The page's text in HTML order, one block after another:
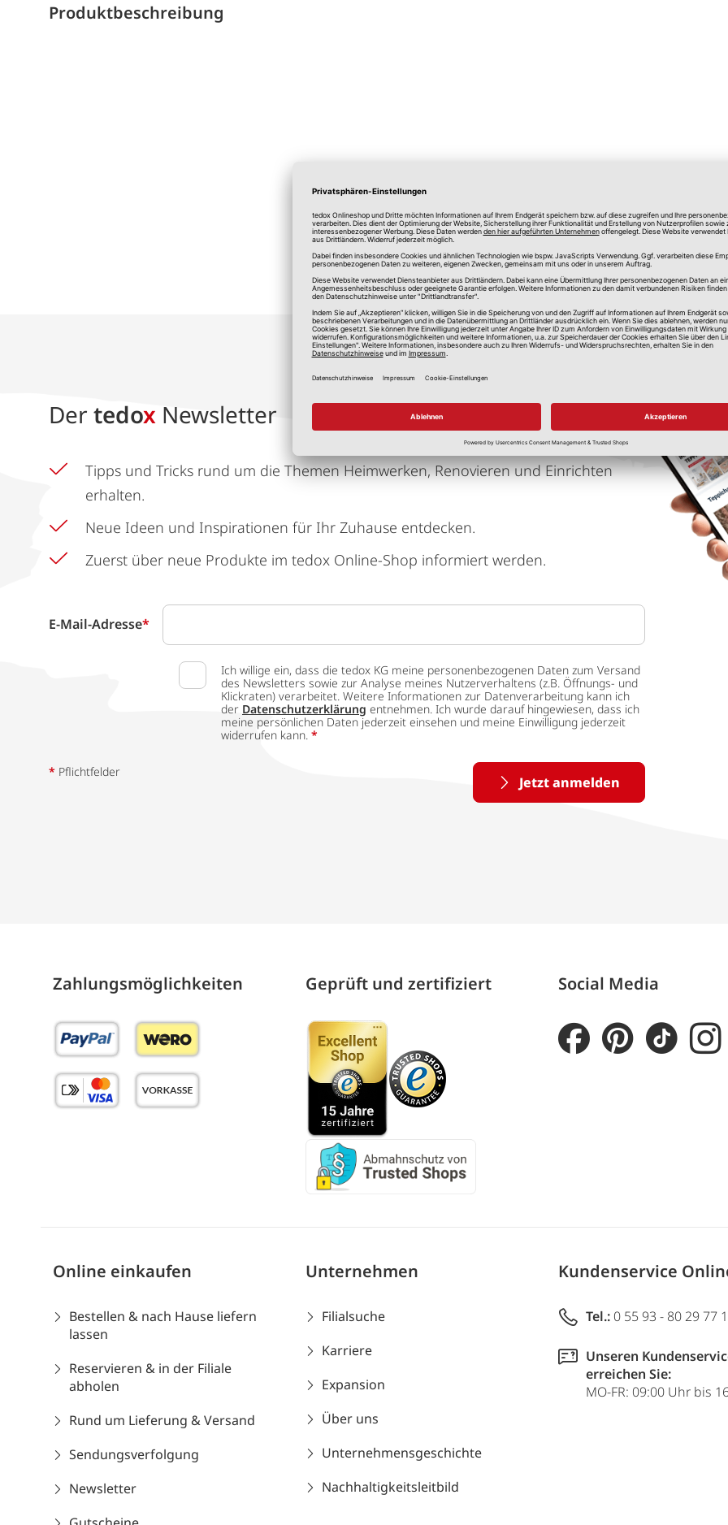
Produktbeschreibung
*Alle Preise in Euro, inkl. gesetzlicher Mehrwertsteuer, zzgl.
Der tedox Newsletter
Tipps und Tricks rund um die Themen Heimwerken, Renovieren und Einrichten
erhalten.
Neue Ideen und Inspirationen für Ihr Zuhause entdecken.
Zuerst über neue Produkte im tedox Online-Shop informiert werden.
E-Mail-Adresse*
Ich willige ein, dass die tedox KG meine personenbezogenen Daten zum Versand
des Newsletters sowie zur Analyse meines Nutzerverhaltens (z.B. Öffnungs- und
Klickraten) verarbeitet. Weitere Informationen zur Datenverarbeitung kann ich
der Datenschutzerklärung entnehmen. Ich wurde darauf hingewiesen, dass ich
meine persönlichen Daten jederzeit einsehen und meine Einwilligung jederzeit
widerrufen kann. *
Jetzt anmelden
* Pflichtfelder
Zahlungs­möglich­keiten Geprüft und zertifiziert Social Media
Online einkaufen
Bestellen & nach Hause liefern
lassen
Reservieren & in der Filiale
abholen
Rund um Lieferung & Versand
Sendungsverfolgung
Newsletter
Unternehmen
Filialsuche
Karriere
Expansion
Über uns
Unternehmensgeschichte
Nachhaltigkeitsleitbild
Kundenservice
Tel.: 0 55 93 - 80 29 77
Unseren
erreichen Sie:
MO-FR: 09:00 Uhr bis